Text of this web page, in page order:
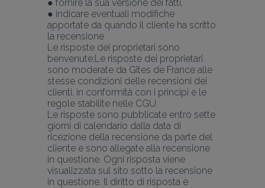
● fornire la sua versione dei fatti,
● indicare eventuali modifiche
apportate da quando il cliente ha scritto
la recensione
Le risposte dei proprietari sono
benvenute;Le risposte dei proprietari
sono moderate da Gîtes de France alle
stesse condizioni delle recensioni dei
clienti, in conformità con i principi e le
regole stabilite nelle CGU.
Le risposte sono pubblicate entro sette
giorni di calendario dalla data di
ricezione della recensione da parte del
cliente e sono allegate alla recensione
in questione. Ogni risposta viene
visualizzata sul sito sotto la recensione
in questione. Il diritto di risposta è